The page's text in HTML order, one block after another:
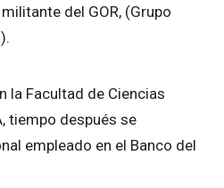
del GOR, (Grupo
la Facultad de Ciencias
tiempo después se
empleado en el Banco del